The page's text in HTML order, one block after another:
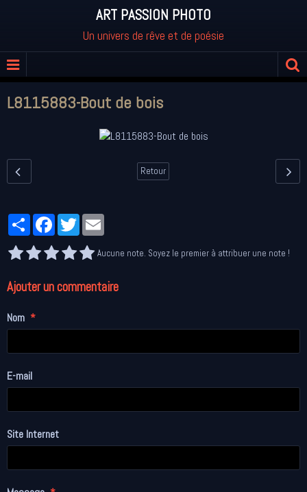
ART PASSION PHOTO
Un univers de rêve et de poésie
L8115883-Bout de bois
Retour
PartagerFacebookTwitter
Aucune note. Soyez le premier à attribuer une note !
Ajouter un commentaire
Nom
E-mail
Site Internet